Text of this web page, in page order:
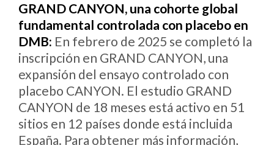
GRAND CANYON, una cohorte global
fundamental controlada con placebo en
DMB: En febrero de 2025 se completó la
inscripción en GRAND CANYON, una
expansión del ensayo controlado con
placebo CANYON. El estudio GRAND
CANYON de 18 meses está activo en 51
sitios en 12 países donde está incluida
España. Para obtener más información,